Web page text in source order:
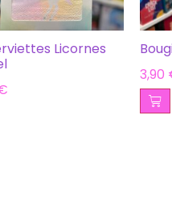
Licornes
3,90